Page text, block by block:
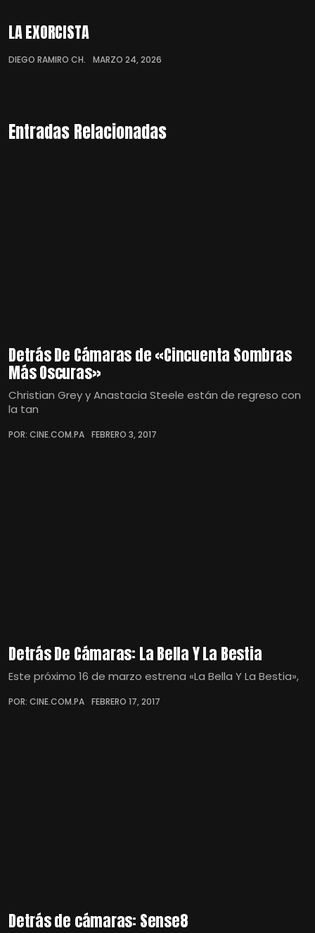
LA EXORCISTA
DIEGO RAMIRO CH. MARZO 24, 2026
Entradas Relacionadas
Detrás De Cámaras de «Cincuenta Sombras
Más Oscuras»
Christian Grey y Anastacia Steele están de regreso con
la tan
POR: CINE.COM.PA FEBRERO 3, 2017
Detrás De Cámaras: La Bella Y La Bestia
Este próximo 16 de marzo estrena «La Bella Y La Bestia»,
POR: CINE.COM.PA FEBRERO 17, 2017
Detrás de cámaras: Sense8